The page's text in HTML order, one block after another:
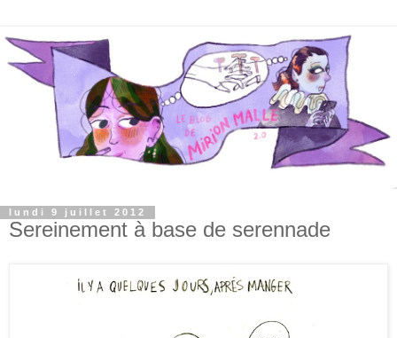
lundi 9 juillet 2012
Sereinement à base de serennade